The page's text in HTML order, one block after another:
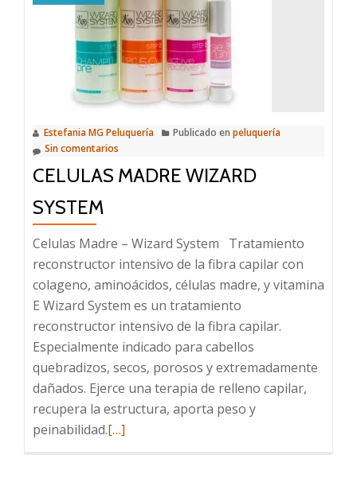
Estefania MG Peluquería Publicado en peluquería
Sin comentarios
CELULAS MADRE WIZARD
SYSTEM
Celulas Madre – Wizard System Tratamiento
reconstructor intensivo de la fibra capilar con
colageno, aminoácidos, células madre, y vitamina
E Wizard System es un tratamiento
reconstructor intensivo de la fibra capilar.
Especialmente indicado para cabellos
quebradizos, secos, porosos y extremadamente
dañados. Ejerce una terapia de relleno capilar,
recupera la estructura, aporta peso y
peinabilidad.Leer
[…]